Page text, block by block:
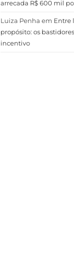
arrecada R$ 600 mil
Luiza Penha em Entre
propósito: os
incentivo